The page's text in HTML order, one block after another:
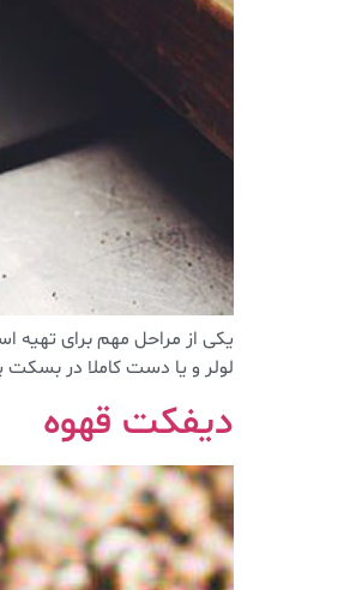
لولر و یا دست کاملا در بسکت
دیفکت قهوه